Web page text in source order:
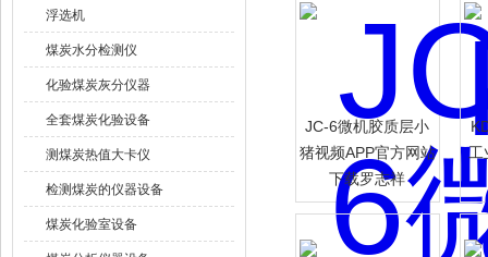
浮选机
煤炭水分检测仪
化验煤炭灰分仪器
全套煤炭化验设备
测煤炭热值大卡仪
检测煤炭的仪器设备
煤炭化验室设备
JC-6微机胶质层小
猪视频APP官方网站
下载罗志祥
工